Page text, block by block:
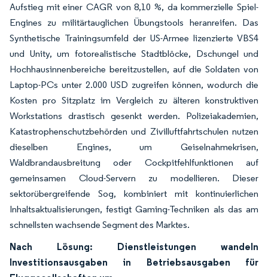
Aufstieg mit einer CAGR von 8,10 %, da kommerzielle Spiel-
Engines zu militärtauglichen Übungstools heranreifen. Das
Synthetische Trainingsumfeld der US-Armee lizenzierte VBS4
und Unity, um fotorealistische Stadtblöcke, Dschungel und
Hochhausinnenbereiche bereitzustellen, auf die Soldaten von
Laptop-PCs unter 2.000 USD zugreifen können, wodurch die
Kosten pro Sitzplatz im Vergleich zu älteren konstruktiven
Workstations drastisch gesenkt werden. Polizeiakademien,
Katastrophenschutzbehörden und Zivilluftfahrtschulen nutzen
dieselben Engines, um Geiselnahmekrisen,
Waldbrandausbreitung oder Cockpitfehlfunktionen auf
gemeinsamen Cloud-Servern zu modellieren. Dieser
sektorübergreifende Sog, kombiniert mit kontinuierlichen
Inhaltsaktualisierungen, festigt Gaming-Techniken als das am
schnellsten wachsende Segment des Marktes.
Nach Lösung: Dienstleistungen wandeln
Investitionsausgaben in Betriebsausgaben für